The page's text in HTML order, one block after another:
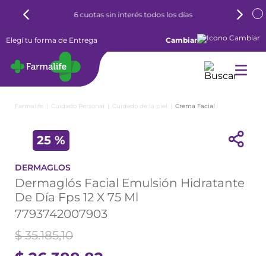
6 cuotas sin interés todos los días
Elegí tu forma de Entrega Cambiar
Cuidado Personal Cuidado de la piel Crema Facial
25 %
DERMAGLOS
Dermaglós Facial Emulsión Hidratante
De Día Fps 12 X 75 Ml
7793742007903
$ 35.185,10